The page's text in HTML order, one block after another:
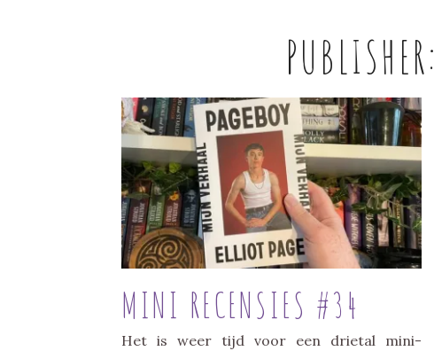
PUBLISHER:
MINI RECENSIES #34
Het is weer tijd voor een drietal mini-